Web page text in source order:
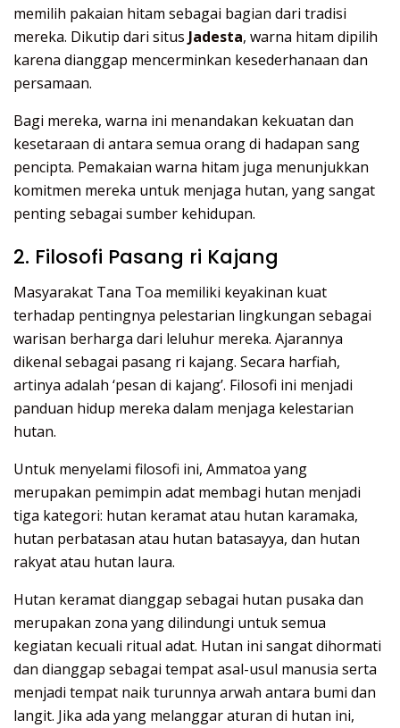
memilih pakaian hitam sebagai bagian dari tradisi
mereka. Dikutip dari situs Jadesta, warna hitam dipilih
karena dianggap mencerminkan kesederhanaan dan
persamaan.
Bagi mereka, warna ini menandakan kekuatan dan
kesetaraan di antara semua orang di hadapan sang
pencipta. Pemakaian warna hitam juga menunjukkan
komitmen mereka untuk menjaga hutan, yang sangat
penting sebagai sumber kehidupan.
2. Filosofi Pasang ri Kajang
Masyarakat Tana Toa memiliki keyakinan kuat
terhadap pentingnya pelestarian lingkungan sebagai
warisan berharga dari leluhur mereka. Ajarannya
dikenal sebagai pasang ri kajang. Secara harfiah,
artinya adalah ‘pesan di kajang’. Filosofi ini menjadi
panduan hidup mereka dalam menjaga kelestarian
hutan.
Untuk menyelami filosofi ini, Ammatoa yang
merupakan pemimpin adat membagi hutan menjadi
tiga kategori: hutan keramat atau hutan karamaka,
hutan perbatasan atau hutan batasayya, dan hutan
rakyat atau hutan laura.
Hutan keramat dianggap sebagai hutan pusaka dan
merupakan zona yang dilindungi untuk semua
kegiatan kecuali ritual adat. Hutan ini sangat dihormati
dan dianggap sebagai tempat asal-usul manusia serta
menjadi tempat naik turunnya arwah antara bumi dan
langit. Jika ada yang melanggar aturan di hutan ini,